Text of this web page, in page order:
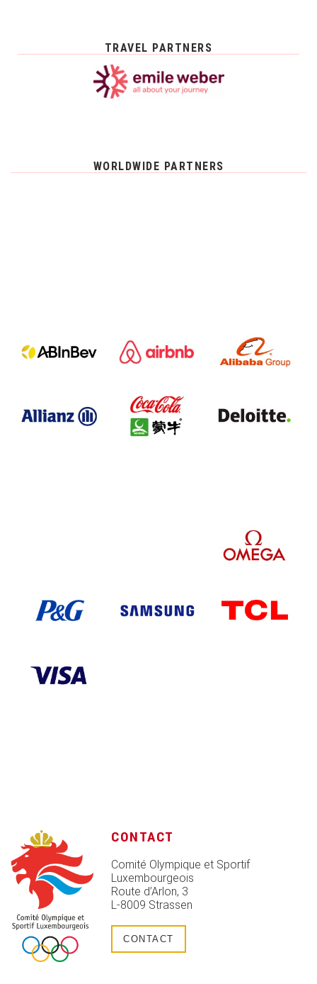
TRAVEL PARTNERS
WORLDWIDE PARTNERS
CONTACT
Comité Olympique et Sportif
Luxembourgeois
Route d’Arlon, 3
L-8009 Strassen
CONTACT